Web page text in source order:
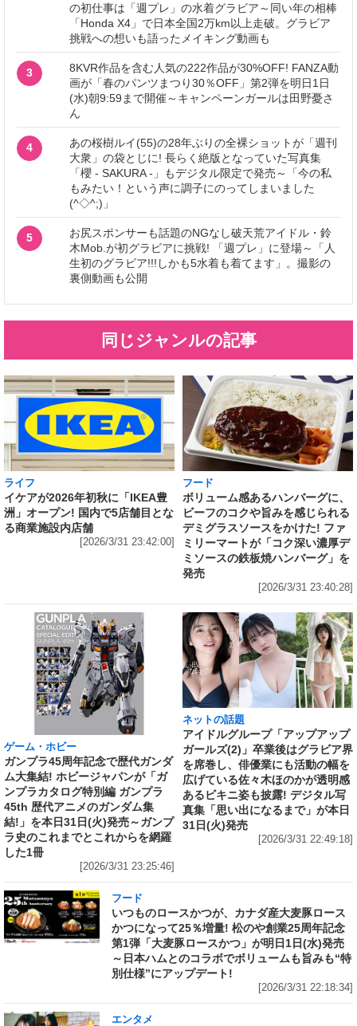
の初仕事は「週プレ」の水着グラビア～同い年の相棒
「Honda X4」で日本全国2万km以上走破。グラビア
挑戦への想いも語ったメイキング動画も
3
8KVR作品を含む人気の222作品が30%OFF! FANZA動
画が「春のパンツまつり30％OFF」第2弾を明日1日
(水)朝9:59まで開催～キャンペーンガールは田野憂さ
ん
4
あの桜樹ルイ(55)の28年ぶりの全裸ショットが「週刊
大衆」の袋とじに! 長らく絶版となっていた写真集
「櫻 - SAKURA -」もデジタル限定で発売～「今の私
もみたい！という声に調子にのってしまいました
(^◇^;)」
5
お尻スポンサーも話題のNGなし破天荒アイドル・鈴
木Mob.が初グラビアに挑戦! 「週プレ」に登場～「人
生初のグラビア!!!しかも5水着も着てます」。撮影の
裏側動画も公開
同じジャンルの記事
ライフ
イケアが2026年初秋に「IKEA豊
洲」オープン! 国内で5店舗目とな
る商業施設内店舗
[2026/3/31 23:42:00]
フード
ボリューム感あるハンバーグに、
ビーフのコクや旨みを感じられる
デミグラスソースをかけた! ファ
ミリーマートが「コク深い濃厚デ
ミソースの鉄板焼ハンバーグ」を
発売
[2026/3/31 23:40:28]
ゲーム・ホビー
ガンプラ45周年記念で歴代ガンダ
ム大集結! ホビージャパンが「ガ
ンプラカタログ特別編 ガンプラ
45th 歴代アニメのガンダム集
結!」を本日31日(火)発売～ガンプ
ラ史のこれまでとこれからを網羅
した1冊
[2026/3/31 23:25:46]
ネットの話題
アイドルグループ「アップアップ
ガールズ(2)」卒業後はグラビア界
を席巻し、俳優業にも活動の幅を
広げている佐々木ほのかが透明感
あるビキニ姿も披露! デジタル写
真集「思い出になるまで」が本日
31日(火)発売
[2026/3/31 22:49:18]
フード
いつものロースかつが、カナダ産大麦豚ロース
かつになって25％増量! 松のや創業25周年記念
第1弾「大麦豚ロースかつ」が明日1日(水)発売
～日本ハムとのコラボでボリュームも旨みも“特
別仕様”にアップデート!
[2026/3/31 22:18:34]
エンタメ